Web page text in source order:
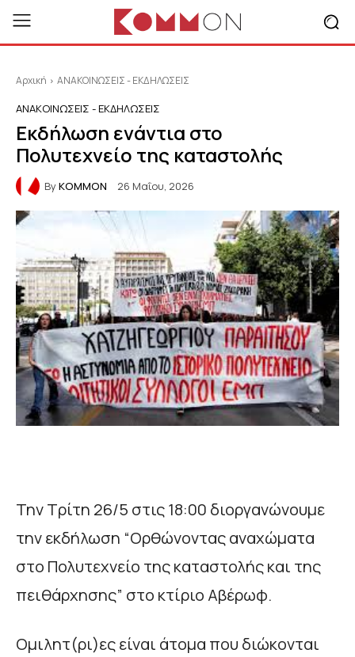
Αρχική ΑΝΑΚΟΙΝΩΣΕΙΣ - ΕΚΔΗΛΩΣΕΙΣ
ΑΝΑΚΟΙΝΩΣΕΙΣ - ΕΚΔΗΛΩΣΕΙΣ
Εκδήλωση ενάντια στο
Πολυτεχνείο της καταστολής
ByKOMMON 26 Μαΐου, 2026
Την Τρίτη 26/5 στις 18:00 διοργανώνουμε
την εκδήλωση “Ορθώνοντας αναχώματα
στο Πολυτεχνείο της καταστολής και της
πειθάρχησης” στο κτίριο Αβέρωφ.
Ομιλητ(ρι)ες είναι άτομα που διώκονται